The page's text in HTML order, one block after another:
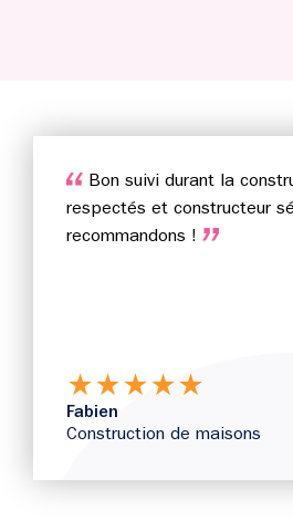
Bon suivi durant la
respectés et constructeur
recommandons !
★★★★★
Fabien
Construction de maisons